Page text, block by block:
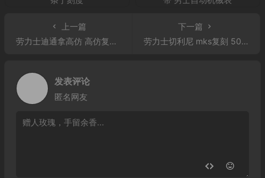
上一篇
劳力士迪通拿高仿 高仿复刻劳力士宇宙计型迪通拿116503白盘镶钻时标腕表
下一篇
劳力士切利尼 mks复刻 50509
发表评论
匿名网友